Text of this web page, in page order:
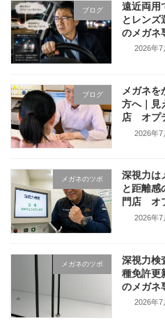
ブログ
遠近両用
とレンズ
のメガ
2026年7
ブログ
メガネを
方へ｜見
店 オプ
2026年7
メガネのツボ
深視力は
と距離感
門店 オ
2026年7
メガネのツボ
深視力検
種免許更
のメガ
2026年7